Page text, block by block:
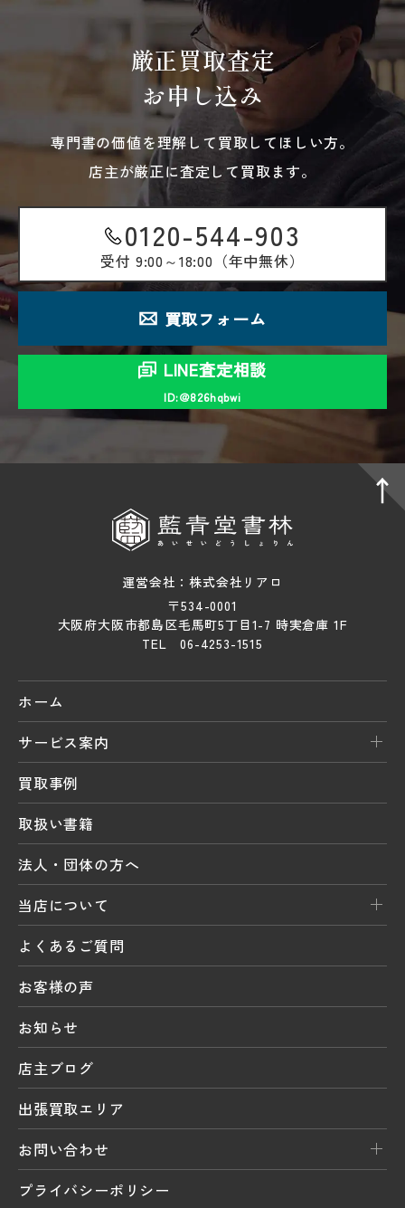
厳正買取査定
お申し込み
専門書の価値を理解して買取してほしい方。
店主が厳正に査定して買取ます。
0120-544-903
受付 9:00～18:00（年中無休）
買取フォーム
LINE査定相談
ID:＠826hqbwi
運営会社：株式会社リアロ
〒534-0001
大阪府大阪市都島区毛馬町5丁目1-7 時実倉庫 1F
TEL 06-4253-1515
ホーム
サービス案内
買取事例
取扱い書籍
法人・団体の方へ
当店について
よくあるご質問
お客様の声
お知らせ
店主ブログ
出張買取エリア
お問い合わせ
プライバシーポリシー